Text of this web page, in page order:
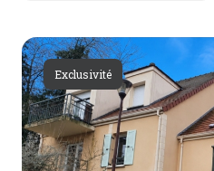
contact
Exclusivité